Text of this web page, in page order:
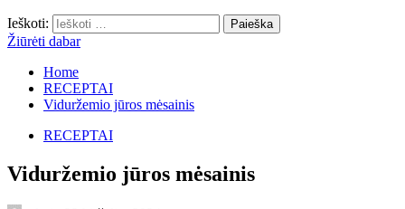
Ieškoti:
Žiūrėti dabar
Home
RECEPTAI
Viduržemio jūros mėsainis
RECEPTAI
Viduržemio jūros mėsainis